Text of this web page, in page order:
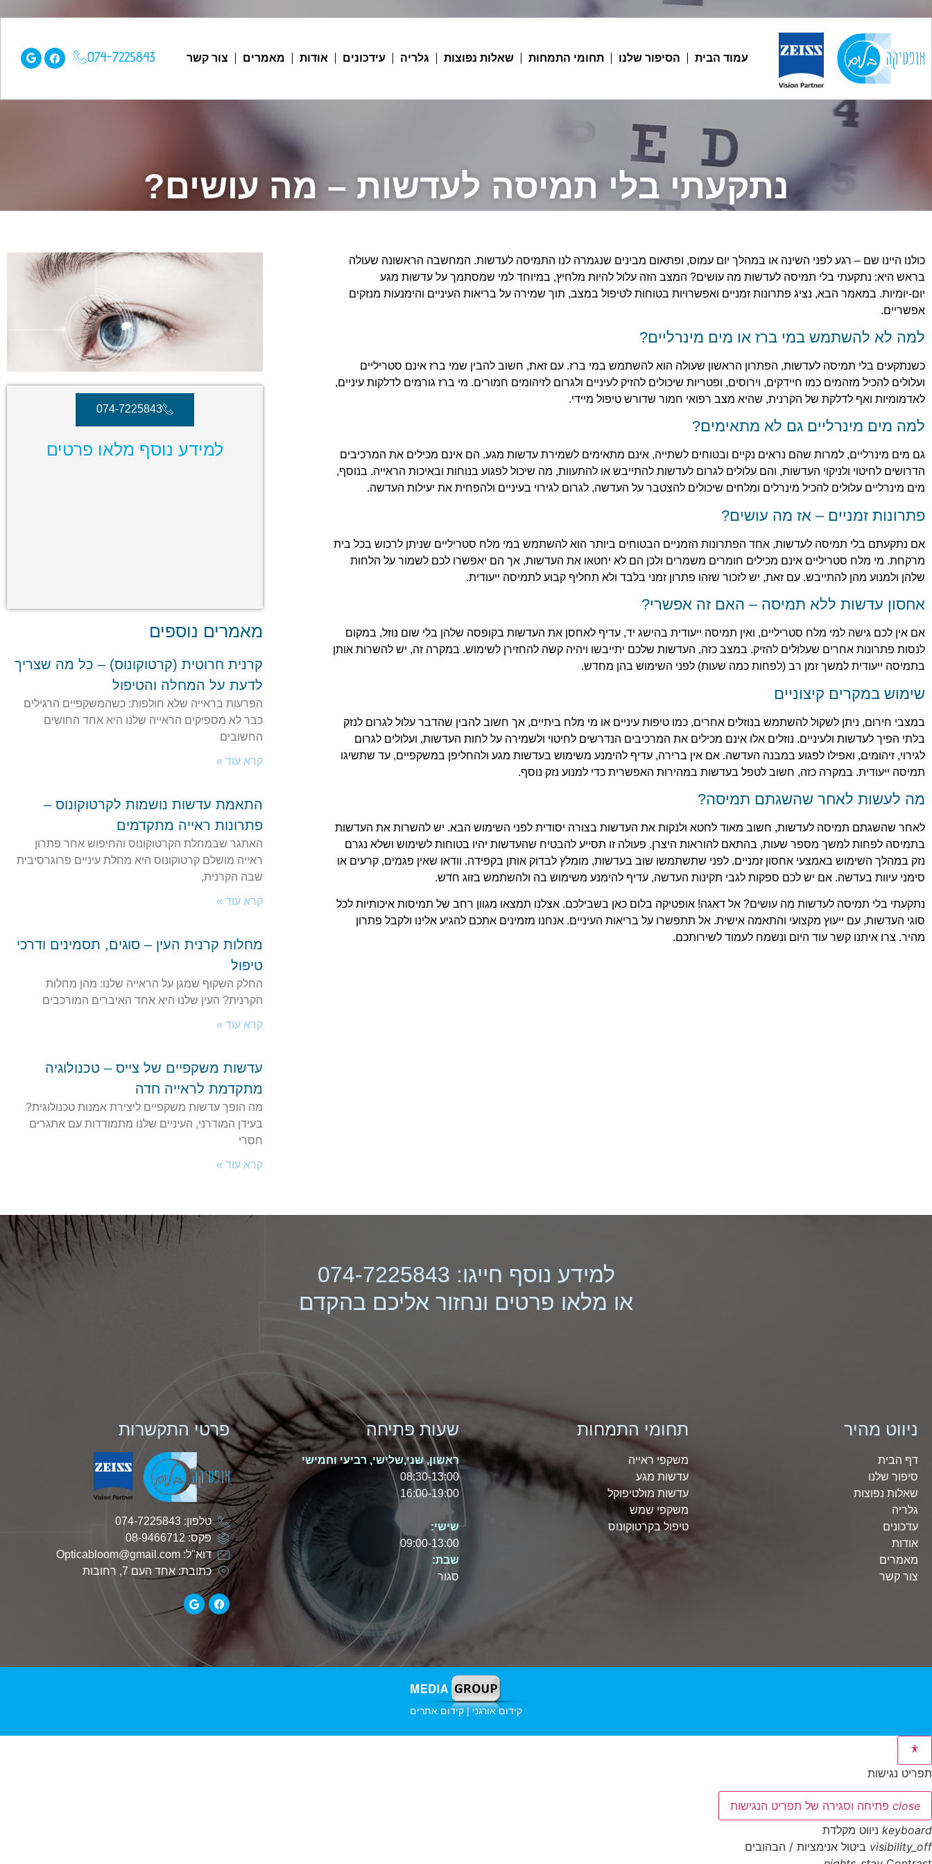
עמוד הבית הסיפור שלנו תחומי התמחות שאלות נפוצות גלריה עידכונים אודות מאמרים צור קשר 074-7225843
נתקעתי בלי תמיסה לעדשות – מה עושים?
כולנו היינו שם – רגע לפני השינה או במהלך יום עמוס, ופתאום מבינים שנגמרה לנו התמיסה לעדשות. המחשבה הראשונה שעולה
בראש היא: נתקעתי בלי תמיסה לעדשות מה עושים? המצב הזה עלול להיות מלחיץ, במיוחד למי שמסתמך על עדשות מגע
יום-יומיות. במאמר הבא, נציג פתרונות זמניים ואפשרויות בטוחות לטיפול במצב, תוך שמירה על בריאות העיניים והימנעות מנזקים
אפשריים.
למה לא להשתמש במי ברז או מים מינרליים?
כשנתקעים בלי תמיסה לעדשות, הפתרון הראשון שעולה הוא להשתמש במי ברז. עם זאת, חשוב להבין שמי ברז אינם סטריליים
ועלולים להכיל מזהמים כמו חיידקים, וירוסים, ופטריות שיכולים להזיק לעיניים ולגרום לזיהומים חמורים. מי ברז גורמים לדלקות עיניים,
לאדמומיות ואף לדלקת של הקרנית, שהיא מצב רפואי חמור שדורש טיפול מיידי.
למה מים מינרליים גם לא מתאימים?
גם מים מינרליים, למרות שהם נראים נקיים ובטוחים לשתייה, אינם מתאימים לשמירת עדשות מגע. הם אינם מכילים את המרכיבים
הדרושים לחיטוי ולניקוי העדשות, והם עלולים לגרום לעדשות להתייבש או להתעוות, מה שיכול לפגוע בנוחות ובאיכות הראייה. בנוסף,
מים מינרליים עלולים להכיל מינרלים ומלחים שיכולים להצטבר על העדשה, לגרום לגירוי בעיניים ולהפחית את יעילות העדשה.
פתרונות זמניים – אז מה עושים?
אם נתקעתם בלי תמיסה לעדשות, אחד הפתרונות הזמניים הבטוחים ביותר הוא להשתמש במי מלח סטריליים שניתן לרכוש בכל בית
מרקחת. מי מלח סטריליים אינם מכילים חומרים משמרים ולכן הם לא יחטאו את העדשות, אך הם יאפשרו לכם לשמור על הלחות
שלהן ולמנוע מהן להתייבש. עם זאת, יש לזכור שזהו פתרון זמני בלבד ולא תחליף קבוע לתמיסה ייעודית.
אחסון עדשות ללא תמיסה – האם זה אפשרי?
אם אין לכם גישה למי מלח סטריליים, ואין תמיסה ייעודית בהישג יד, עדיף לאחסן את העדשות בקופסה שלהן בלי שום נוזל, במקום
לנסות פתרונות אחרים שעלולים להזיק. במצב כזה, העדשות שלכם יתייבשו ויהיה קשה להחזירן לשימוש. במקרה זה, יש להשרות אותן
בתמיסה ייעודית למשך זמן רב (לפחות כמה שעות) לפני השימוש בהן מחדש.
שימוש במקרים קיצוניים
במצבי חירום, ניתן לשקול להשתמש בנוזלים אחרים, כמו טיפות עיניים או מי מלח ביתיים, אך חשוב להבין שהדבר עלול לגרום לנזק
בלתי הפיך לעדשות ולעיניים. נוזלים אלו אינם מכילים את המרכיבים הנדרשים לחיטוי ולשמירה על לחות העדשות, ועלולים לגרום
לגירוי, זיהומים, ואפילו לפגוע במבנה העדשה. אם אין ברירה, עדיף להימנע משימוש בעדשות מגע ולהחליפן במשקפיים, עד שתשיגו
תמיסה ייעודית. במקרה כזה, חשוב לטפל בעדשות במהירות האפשרית כדי למנוע נזק נוסף.
מה לעשות לאחר שהשגתם תמיסה?
לאחר שהשגתם תמיסה לעדשות, חשוב מאוד לחטא ולנקות את העדשות בצורה יסודית לפני השימוש הבא. יש להשרות את העדשות
בתמיסה לפחות למשך מספר שעות, בהתאם להוראות היצרן. פעולה זו תסייע להבטיח שהעדשות יהיו בטוחות לשימוש ושלא נגרם
נזק במהלך השימוש באמצעי אחסון זמניים. לפני שתשתמשו שוב בעדשות, מומלץ לבדוק אותן בקפידה. וודאו שאין פגמים, קרעים או
סימני עיוות בעדשה. אם יש לכם ספקות לגבי תקינות העדשה, עדיף להימנע משימוש בה ולהשתמש בזוג חדש.
נתקעתי בלי תמיסה לעדשות מה עושים? אל דאגה! אופטיקה בלום כאן בשבילכם. אצלנו תמצאו מגוון רחב של תמיסות איכותיות לכל
סוגי העדשות, עם ייעוץ מקצועי והתאמה אישית. אל תתפשרו על בריאות העיניים. אנחנו מזמינים אתכם להגיע אלינו ולקבל פתרון
מהיר. צרו איתנו קשר עוד היום ונשמח לעמוד לשירותכם.
074-7225843
למידע נוסף מלאו פרטים
מאמרים נוספים
קרנית חרוטית (קרטוקונוס) – כל מה שצריך
לדעת על המחלה והטיפול
הפרעות בראייה שלא חולפות: כשהמשקפיים הרגילים
כבר לא מספיקים הראייה שלנו היא אחד החושים
החשובים
קרא עוד »
התאמת עדשות נושמות לקרטוקונוס –
פתרונות ראייה מתקדמים
האתגר שבמחלת הקרטוקונוס והחיפוש אחר פתרון
ראייה מושלם קרטוקונוס היא מחלת עיניים פרוגרסיבית
שבה הקרנית,
קרא עוד »
מחלות קרנית העין – סוגים, תסמינים ודרכי
טיפול
החלק השקוף שמגן על הראייה שלנו: מהן מחלות
הקרנית? העין שלנו היא אחד האיברים המורכבים
קרא עוד »
עדשות משקפיים של צייס – טכנולוגיה
מתקדמת לראייה חדה
מה הופך עדשות משקפיים ליצירת אמנות טכנולוגית?
בעידן המודרני, העיניים שלנו מתמודדות עם אתגרים
חסרי
קרא עוד »
למידע נוסף חייגו: 074-7225843
או מלאו פרטים ונחזור אליכם בהקדם
ניווט מהיר
דף הבית
סיפור שלנו
שאלות נפוצות
גלריה
עדכונים
אודות
מאמרים
צור קשר
תחומי התמחות
משקפי ראייה
עדשות מגע
עדשות מולטיפוקל
משקפי שמש
טיפול בקרטוקונוס
שעות פתיחה
ראשון, שני,שלישי, רביעי וחמישי
08:30-13:00
16:00-19:00
שישי:
09:00-13:00
שבת:
סגור
פרטי התקשרות
טלפון: 074-7225843
פקס: 08-9466712
דוא"ל: Opticabloom@gmail.com
כתובת: אחד העם 7, רחובות
קידום אורגני | קידום אתרים
תפריט נגישות
close פתיחה וסגירה של תפריט הנגישות
keyboard ניווט מקלדת
visibility_off ביטול אנימציות / הבהובים